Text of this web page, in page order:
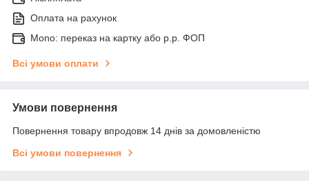
Оплата на рахунок
Mono: переказ на картку або р.р. ФОП
Всі умови оплати
Умови повернення
Повернення товару впродовж 14 днів за домовленістю
Всі умови повернення